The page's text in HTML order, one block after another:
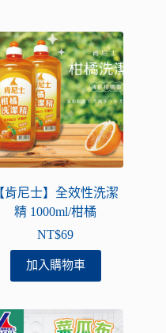
肯尼士】全效性洗潔
精 1000ml/柑橘
NT$69
加入購物車